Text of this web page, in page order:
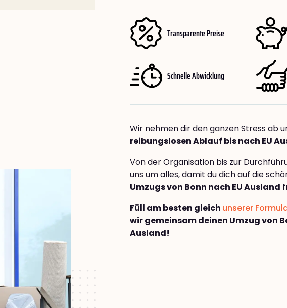
Transparente Preise
Schnelle Abwicklung
Wir nehmen dir den ganzen Stress ab
reibungslosen Ablauf bis nach EU
Von der Organisation bis zur
uns um alles, damit du dich auf die
Umzugs von Bonn nach EU Ausland
Füll am besten gleich unserer
wir gemeinsam deinen Umzug von
Ausland!